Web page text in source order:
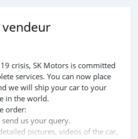
crisis, SK Motors is committed
services. You can now place
we will ship your car to your
in the world.
order:
send us your query.
pictures, videos of the car,